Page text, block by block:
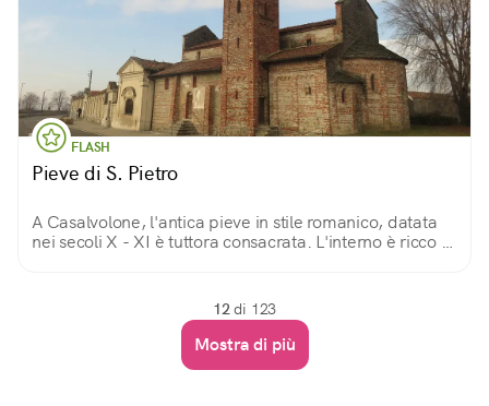
FLASH
Pieve di S. Pietro
A Casalvolone, l'antica pieve in stile romanico, datata
nei secoli X - XI è tuttora consacrata. L'interno è ricco di
12di 123
Mostra di più